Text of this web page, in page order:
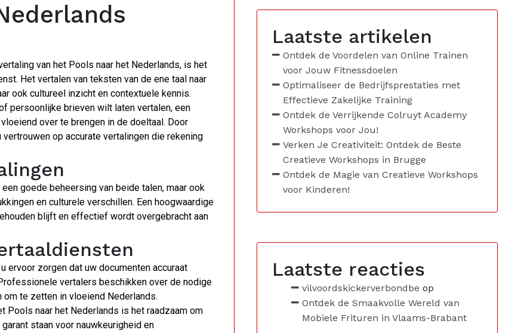
van het Pools naar het Nederlands, is het
Het vertalen van teksten van de ene taal naar
ook cultureel inzicht en contextuele kennis.
persoonlijke brieven wilt laten vertalen, een
over te brengen in de doeltaal. Door
op accurate vertalingen die rekening
goede beheersing van beide talen, maar ook
en culturele verschillen. Een hoogwaardige
blijft en effectief wordt overgebracht aan
ervoor zorgen dat uw documenten accuraat
vertalers beschikken over de nodige
te zetten in vloeiend Nederlands.
Pools naar het Nederlands is het raadzaam om
staan voor nauwkeurigheid en
Laatste artikelen
Ontdek de Voordelen van Online Trainen
voor Jouw Fitnessdoelen
Optimaliseer de Bedrijfsprestaties met
Effectieve Zakelijke Training
Ontdek de Verrijkende Colruyt Academy
Workshops voor Jou!
Verken Je Creativiteit: Ontdek de Beste
Creatieve Workshops in Brugge
Ontdek de Magie van Creatieve Workshops
voor Kinderen!
Laatste reacties
vilvoordskickerverbondbe op
Ontdek de Smaakvolle Wereld van
Mobiele Frituren in Vlaams-Brabant